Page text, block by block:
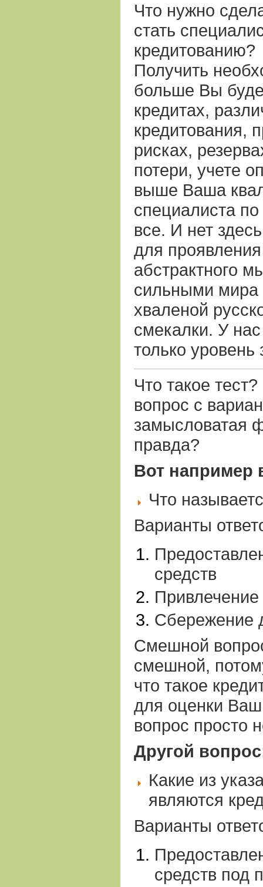
Что нужно
стать
кредитованию?
Получить
больше Вы
кредитах,
кредитования,
рисках,
потери, учете
выше Ваша
специалиста
все. И нет
для
абстрактного
сильными мира
хваленой
смекалки. У
только
Что такое
вопрос с
замысловатая
правда?
Вот например
Что
Варианты
средств
Сбережение
Смешной
смешной,
что такое
для оценки
вопрос просто
Другой
Какие из
являются
Варианты
средств под